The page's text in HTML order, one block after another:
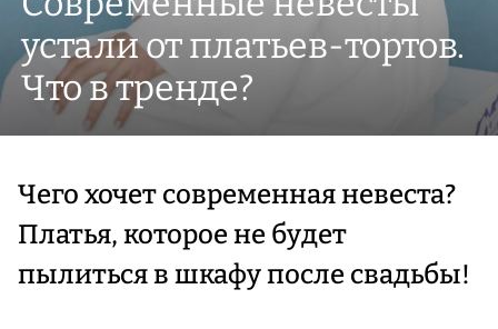
устали от платьев-тортов.
Что в тренде?
Чего хочет современная невеста?
Платья, которое не будет
пылиться в шкафу после свадьбы!